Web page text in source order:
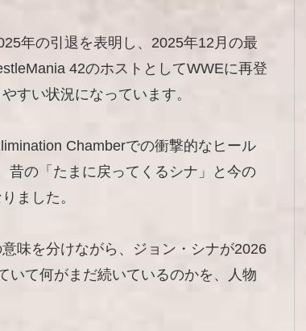
年の引退を表明し、2025年12月の最
42のホストとしてWWEに再登
すい状況になっています。
Chamberでの衝撃的なヒール
昔の「たまに戻ってくるシナ」と今の
ました。
味を分けながら、ジョン・シナが2026
いて何がまだ続いているのかを、人物